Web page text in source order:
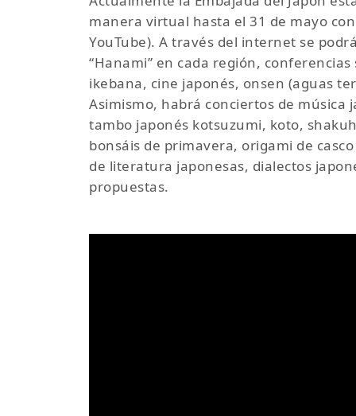
manera virtual hasta el 31 de mayo
YouTube). A través del internet se
“Hanami” en cada región,
ikebana, cine japonés, onsen (aguas
Asimismo, habrá conciertos de música
tambo japonés kotsuzumi, koto,
bonsáis de primavera, origami de
de literatura japonesas, dialectos
propuestas.